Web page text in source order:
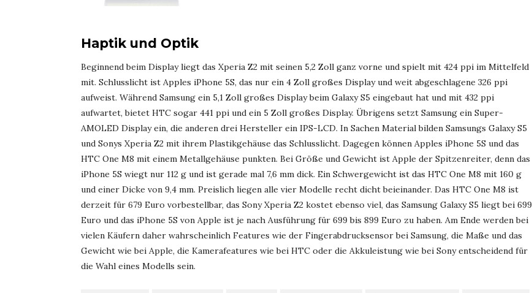
Haptik und Optik
Beginnend beim Display liegt das Xperia Z2 mit seinen 5,2 Zoll ganz vorne und spielt mit 424 ppi im Mittelfeld
mit. Schlusslicht ist Apples iPhone 5S, das nur ein 4 Zoll großes Display und weit abgeschlagene 326 ppi
aufweist. Während Samsung ein 5,1 Zoll großes Display beim Galaxy S5 eingebaut hat und mit 432 ppi
aufwartet, bietet HTC sogar 441 ppi und ein 5 Zoll großes Display. Übrigens setzt Samsung ein Super-
AMOLED Display ein, die anderen drei Hersteller ein IPS-LCD. In Sachen Material bilden Samsungs Galaxy S5
und Sonys Xperia Z2 mit ihrem Plastikgehäuse das Schlusslicht. Dagegen können Apples iPhone 5S und das
HTC One M8 mit einem Metallgehäuse punkten. Bei Größe und Gewicht ist Apple der Spitzenreiter, denn das
iPhone 5S wiegt nur 112 g und ist gerade mal 7,6 mm dick. Ein Schwergewicht ist das HTC One M8 mit 160 g
und einer Dicke von 9,4 mm. Preislich liegen alle vier Modelle recht dicht beieinander. Das HTC One M8 ist
derzeit für 679 Euro vorbestellbar, das Sony Xperia Z2 kostet ebenso viel, das Samsung Galaxy S5 liegt bei 699
Euro und das iPhone 5S von Apple ist je nach Ausführung für 699 bis 899 Euro zu haben. Am Ende werden bei
vielen Käufern daher wahrscheinlich Features wie der Fingerabdrucksensor bei Samsung, die Maße und das
Gewicht wie bei Apple, die Kamerafeatures wie bei HTC oder die Akkuleistung wie bei Sony entscheidend für
die Wahl eines Modells sein.